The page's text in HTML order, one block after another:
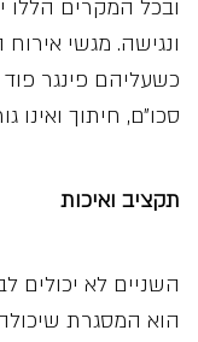
ובכל המקרים
ונגישה. מגשי
כשעליהם פינגר
סכו״ם, חיתוך ואינו
תקציב ואיכות
השניים לא יכולים
הוא המסגרת